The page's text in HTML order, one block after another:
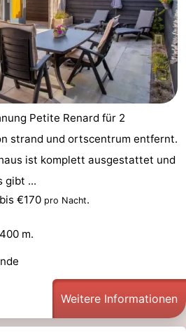
Petite Renard für 2
strand und ortscentrum entfernt.
ist komplett ausgestattet und
gibt ...
€170 pro Nacht.
m.
Weitere Informationen